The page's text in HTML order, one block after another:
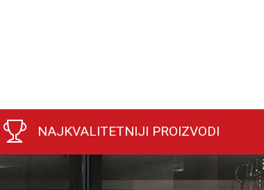
NAJKVALITETNIJI PROIZVODI